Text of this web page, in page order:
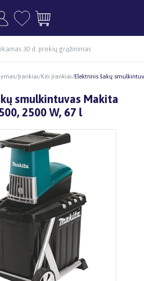
30 d. prekių grąžinimas
/Įrankiai/Kiti įrankiai/Elektrinis šakų
smulkintuvas Makita
2500 W, 67 l